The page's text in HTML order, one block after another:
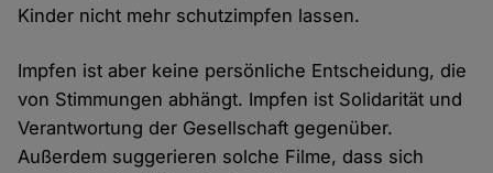
Kinder nicht mehr schutzimpfen lassen.
Impfen ist aber keine persönliche Entscheidung, die
von Stimmungen abhängt. Impfen ist Solidarität und
Verantwortung der Gesellschaft gegenüber.
Außerdem suggerieren solche Filme, dass sich